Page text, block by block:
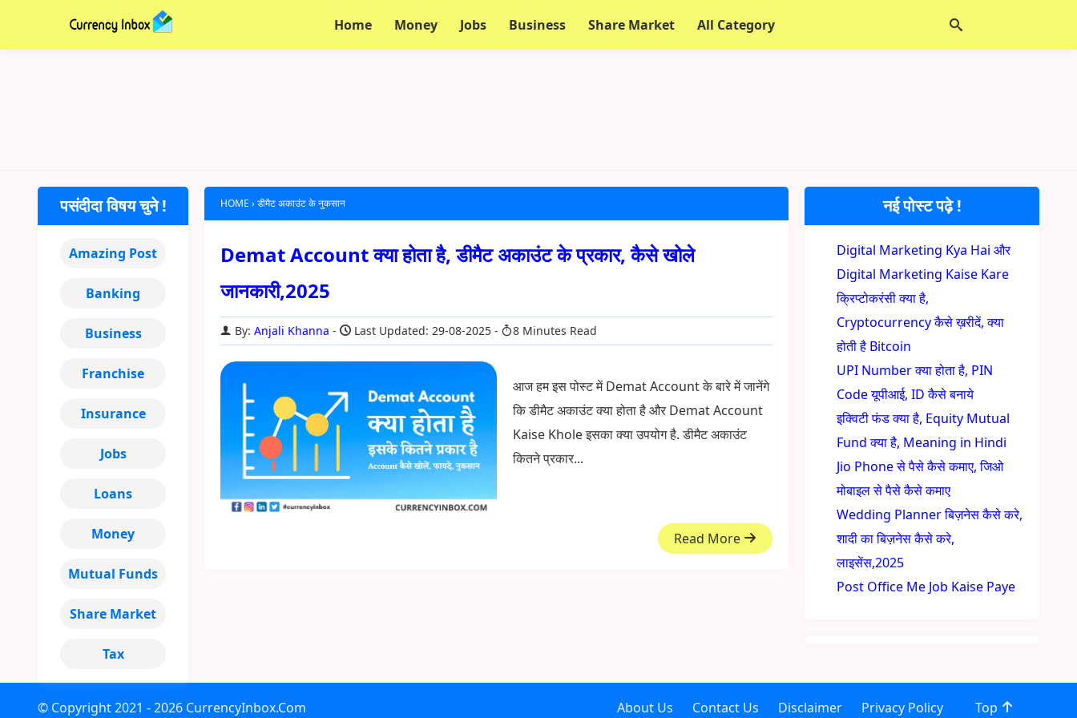
Home Money Jobs Business Share Market All Category
HOME ›डीमैट अकाउंट के नुकसान
Demat Account क्या होता है, डीमैट अकाउंट के प्रकार, कैसे खोले
जानकारी,2025
By:Anjali Khanna Last Updated: 29-08-2025 8 Minutes Read
आज हम इस पोस्ट में Demat Account के बारे में जानेंगे
कि डीमैट अकाउंट क्या होता है और Demat Account
Kaise Khole इसका क्या उपयोग है. डीमैट अकाउंट
कितने प्रकार...
Read More
नई पोस्ट पढ़े !
Digital Marketing Kya Hai और
Digital Marketing Kaise Kare
क्रिप्टोकरंसी क्या है,
Cryptocurrency कैसे ख़रीदें, क्या
होती है Bitcoin
UPI Number क्या होता है, PIN
Code यूपीआई, ID कैसे बनाये
इक्विटी फंड क्या है, Equity Mutual
Fund क्या है, Meaning in Hindi
Jio Phone से पैसे कैसे कमाए, जिओ
मोबाइल से पैसे कैसे कमाए
Wedding Planner बिज़नेस कैसे करे,
शादी का बिज़नेस कैसे करे,
लाइसेंस,2025
Post Office Me Job Kaise Paye
पसंदीदा विषय चुने !
Amazing Post
Banking
Business
Franchise
Insurance
Jobs
Loans
Money
Mutual Funds
Share Market
Tax
© Copyright2021 - 2026 CurrencyInbox.Com About Us Contact Us Disclaimer Privacy Policy Top